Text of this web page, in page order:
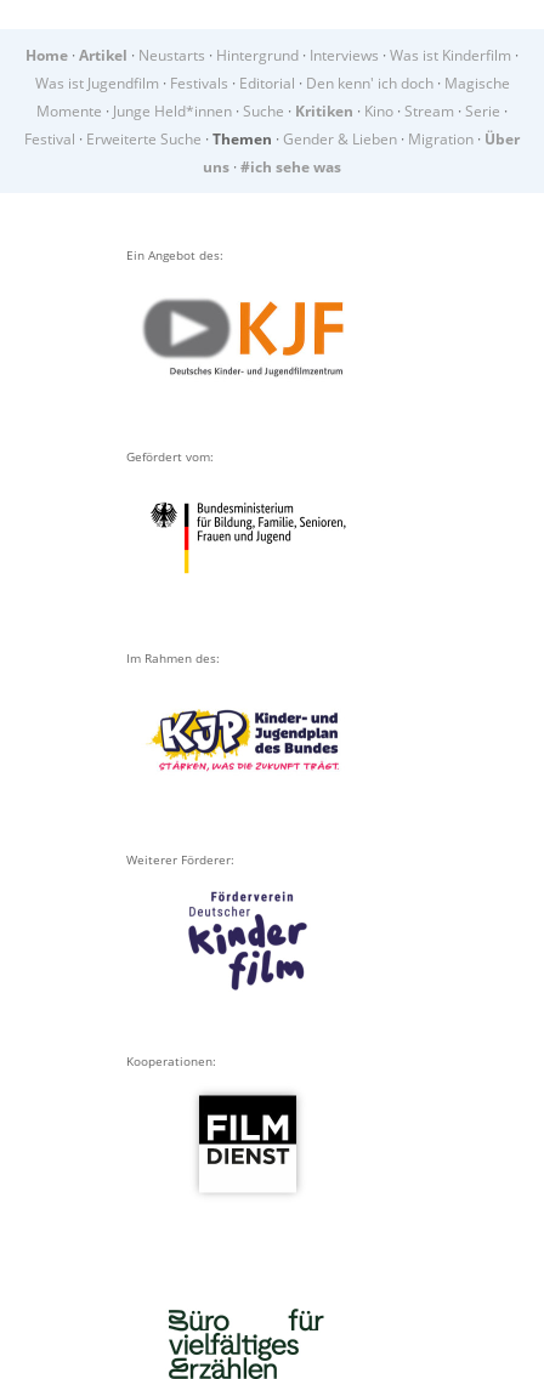
Home · Artikel · Neustarts · Hintergrund · Interviews · Was ist Kinderfilm ·
Was ist Jugendfilm · Festivals · Editorial · Den kenn' ich doch· Magische
Momente · Junge Held*innen · Suche · Kritiken · Kino · Stream · Serie ·
Festival · Erweiterte Suche · Themen · Gender & Lieben · Migration · Über
uns · #ich sehe was
Ein Angebot des:
Gefördert vom:
Im Rahmen des:
Weiterer Förderer:
Kooperationen: